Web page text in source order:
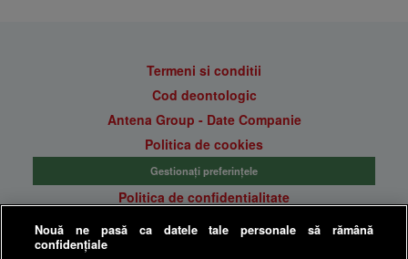
Termeni si conditii
Cod deontologic
Antena Group - Date Companie
Politica de cookies
Gestionați preferințele
Politica de confidentialitate
Anunturi gratuite pe Lajumate.ro
Nouă ne pasă ca datele tale personale să rămână
confidențiale